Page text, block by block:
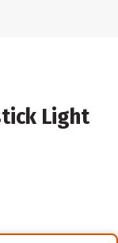
Light